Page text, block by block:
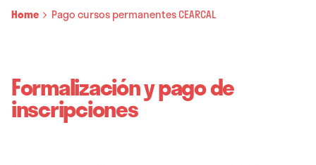
Home Pago cursos permanentes CEARCAL
Formalización y pago de
inscripciones